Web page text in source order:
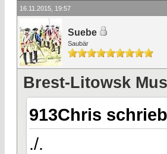
16.11.2015, 19:57
Suebe
Saubär
Brest-Litowsk
913Chris
./.